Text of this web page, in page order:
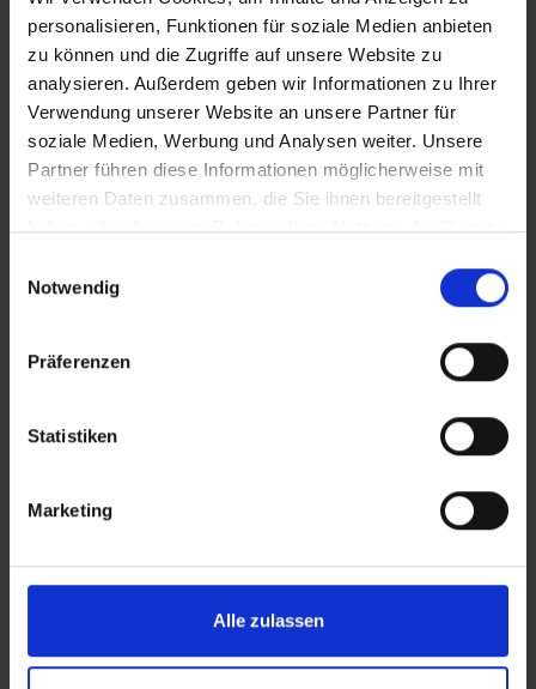
personalisieren, Funktionen für soziale Medien anbieten
zu können und die Zugriffe auf unsere Website zu
analysieren. Außerdem geben wir Informationen zu Ihrer
Verwendung unserer Website an unsere Partner für
soziale Medien, Werbung und Analysen weiter. Unsere
Partner führen diese Informationen möglicherweise mit
weiteren Daten zusammen, die Sie ihnen bereitgestellt
haben oder die sie im Rahmen Ihrer Nutzung der Dienste
Notwendig
Präferenzen
Statistiken
Marketing
Alle zulassen
In Sicherheit in Deutschland, in Gedanken im Krieg
Zusätzliches Material
Bilder
interessieren